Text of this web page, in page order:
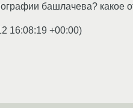
башлачева? какое
16:08:19 +00:00)